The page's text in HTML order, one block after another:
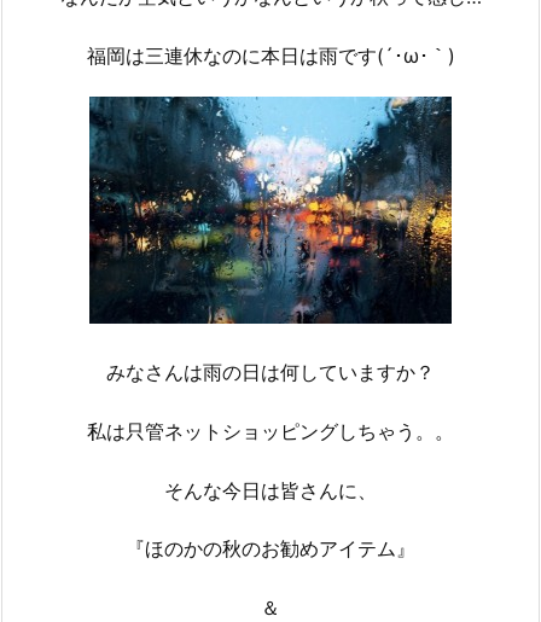
福岡は三連休なのに本日は雨です(´･ω･｀)
みなさんは雨の日は何していますか？
私は只管ネットショッピングしちゃう。。
そんな今日は皆さんに、
『ほのかの秋のお勧めアイテム』
＆